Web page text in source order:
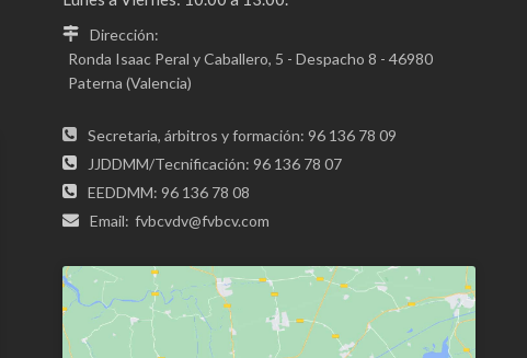
Dirección:
Ronda Isaac Peral y Caballero, 5 - Despacho 8 - 46980
Paterna (Valencia)
Secretaria, árbitros y formación: 96 136 78 09
JJDDMM/Tecnificación: 96 136 78 07
EEDDMM: 96 136 78 08
Email: fvbcvdv@fvbcv.com